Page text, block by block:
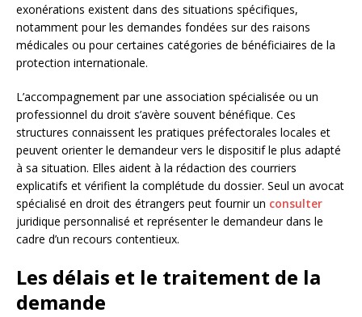
exonérations existent dans des situations spécifiques,
notamment pour les demandes fondées sur des raisons
médicales ou pour certaines catégories de bénéficiaires de la
protection internationale.
L’accompagnement par une association spécialisée ou un
professionnel du droit s’avère souvent bénéfique. Ces
structures connaissent les pratiques préfectorales locales et
peuvent orienter le demandeur vers le dispositif le plus adapté
à sa situation. Elles aident à la rédaction des courriers
explicatifs et vérifient la complétude du dossier. Seul un avocat
spécialisé en droit des étrangers peut fournir un consulter
juridique personnalisé et représenter le demandeur dans le
cadre d’un recours contentieux.
Les délais et le traitement de la
demande